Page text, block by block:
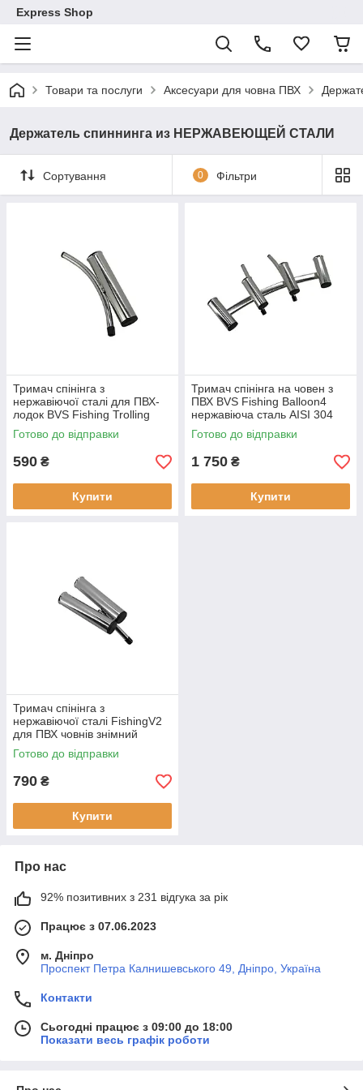
Express Shop
Товари та послуги Аксесуари для човна ПВХ
Держатель спиннинга из НЕРЖАВЕЮЩЕЙ СТАЛИ
Сортування 0 Фільтри
Тримач спінінга з
нержавіючої сталі для ПВХ-
лодок BVS Fishing Trolling
AISI 304 знімний з
електроплазмовим
Готово до відправки
590 ₴
Купити
Тримач спінінга на човен з
ПВХ BVS Fishing Balloon4
нержавіюча сталь AISI 304
для 4 вудок знімний аксесуар
діаметр ручки до 29 мм
Готово до відправки
1 750 ₴
Купити
Тримач спінінга з
нержавіючої сталі FishingV2
для ПВХ човнів знімний
діаметр ручок до 29 мм вага
315 г. матеріал AISI 304
Готово до відправки
790 ₴
Купити
Про нас
92% позитивних з 231 відгука за рік
Працює з 07.06.2023
м. Дніпро
Проспект Петра Калнишевського 49, Дніпро, Україна
Контакти
Сьогодні працює з 09:00 до 18:00
Показати весь графік роботи